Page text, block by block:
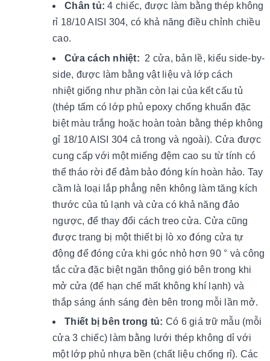
Chân tủ: 4 chiếc, được làm bằng thép không
rỉ 18/10 AISI 304, có khả năng điều chỉnh chiều
cao.
Cửa cách nhiệt: 2 cửa, bản lề, kiểu side-by-
side, được làm bằng vật liệu và lớp cách
nhiệt giống như phần còn lại của kết cấu tủ
(thép tấm có lớp phủ epoxy chống khuẩn đặc
biệt màu trắng hoặc hoàn toàn bằng thép không
gỉ 18/10 AISI 304 cả trong và ngoài). Cửa được
cung cấp với một miếng đệm cao su từ tính có
thể tháo rời để đảm bảo đóng kín hoàn hảo. Tay
cầm là loại lắp phẳng nên không làm tăng kích
thước của tủ lạnh và cửa có khả năng đảo
ngược, để thay đổi cách treo cửa. Cửa cũng
được trang bị một thiết bị lò xo đóng cửa tự
động để đóng cửa khi góc nhỏ hơn 90 ° và công
tắc cửa đặc biệt ngăn thông gió bên trong khi
mở cửa (để hạn chế mất không khí lạnh) và
thắp sáng ánh sáng đèn bên trong mỗi lần mở.
Thiết bị bên trong tủ: Có 6 giá trữ mẫu (mỗi
cửa 3 chiếc) làm bằng lưới thép không dỉ với
một lớp phủ nhựa bền (chất liệu chống rỉ). Các